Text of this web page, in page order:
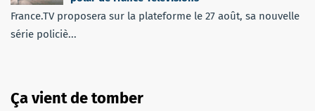
France.TV proposera sur la plateforme le 27 août, sa nouvelle
série policiè...
Ça vient de tomber